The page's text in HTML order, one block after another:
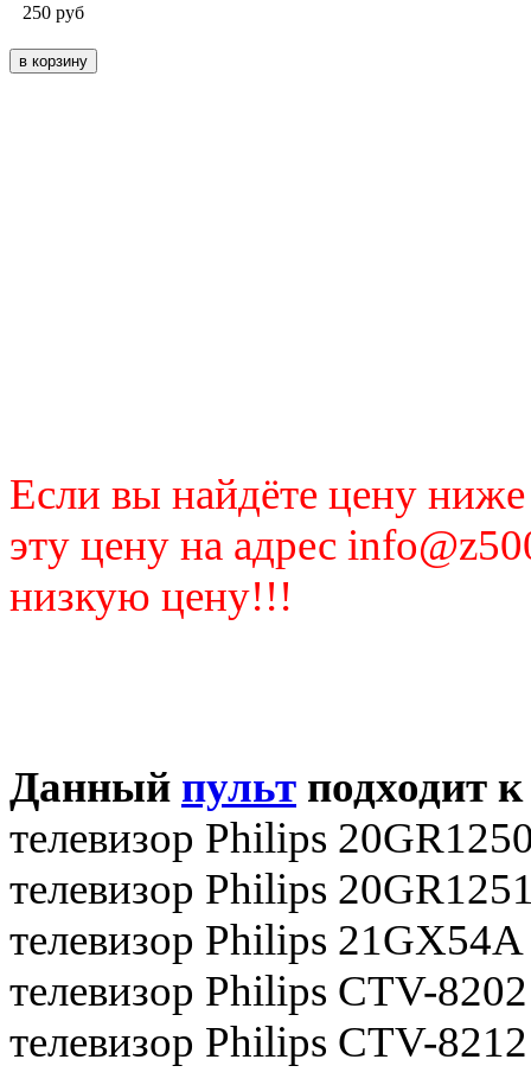
250 руб
Если вы найдёте цену
эту цену на адрес
низкую цену!!!
Данный пульт подходит
телевизор Philips
телевизор Philips
телевизор Philips 21GX54A
телевизор Philips CTV-8202
телевизор Philips CTV-8212